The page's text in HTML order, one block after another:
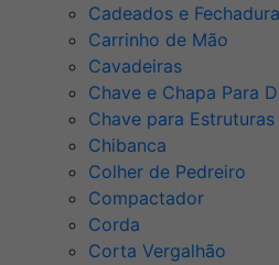
Cadeados e
Carrinho de Mão
Cavadeiras
Chave e Chapa Para
Chave para
Chibanca
Colher de Pedreiro
Compactador
Corda
Corta Vergalhão